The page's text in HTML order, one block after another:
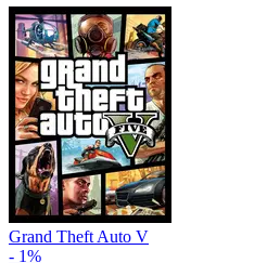
Grand Theft Auto V
- 1%